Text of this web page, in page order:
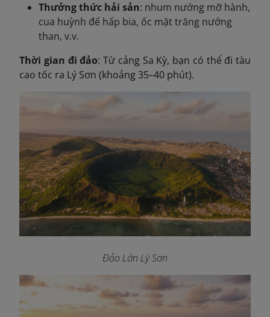
Thưởng thức hải sản: nhum nướng mỡ hành,
cua huỳnh đế hấp bia, ốc mặt trăng nướng
than, v.v.
Thời gian đi đảo: Từ cảng Sa Kỳ, bạn có thể đi tàu
cao tốc ra Lý Sơn (khoảng 35–40 phút).
Đảo Lớn Lý Sơn